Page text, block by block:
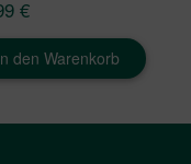
€
den Warenkorb